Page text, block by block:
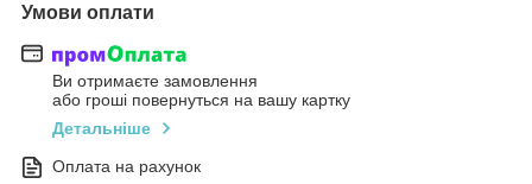
Умови оплати
Ви отримаєте замовлення
або гроші повернуться на вашу картку
Детальніше
Оплата на рахунок